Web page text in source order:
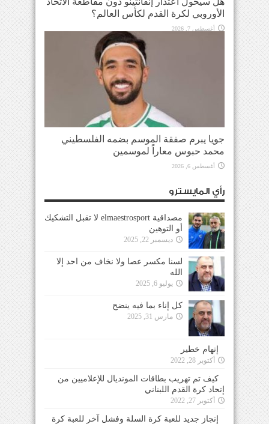
الأوروبي لكرة القدم لكأس العالم؟
أغسطس 7, 2026
جويا يبرم صفقة الموسم بضمه الفلسطيني
محمد حبوس معاراً لموسمين
أغسطس 6, 2026
رأي المايسترو
مصداقية elmaestrosport لا تقبل التشكيك
أو التوهين
ديسمبر 22, 2025
لسنا مكسر عصا ولا نخاف من احد إلا
الله
يوليو 6, 2025
كل إناء بما فيه ينضح
مارس 31, 2025
إتهام خطير
أكتوبر 28, 2022
كيف تم تهريب بطاقات المونديال للإعلاميين من
إتحاد كرة القدم اللبناني
أكتوبر 27, 2022
إنجاز جديد للعبة كرة السلة وفشل آخر للعبة كرة